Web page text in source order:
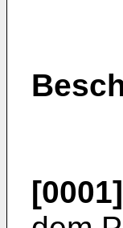
[0001]